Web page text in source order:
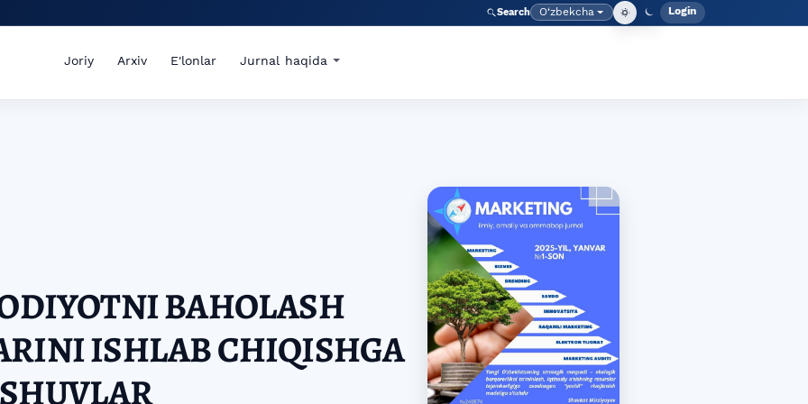
Search Language
O‘zbekcha Admin
Login
Joriy Arxiv E'lonlar Jurnal haqida
BAHOLASH
ISHLAB CHIQISHGA